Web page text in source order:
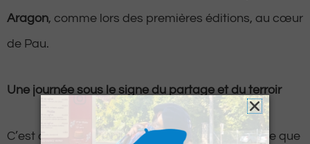
Aragon, comme lors des premières éditions, au cœur
de Pau.
Une journée sous le signe du partage et du terroir
C’est dans une ambiance chaleureuse et festive que